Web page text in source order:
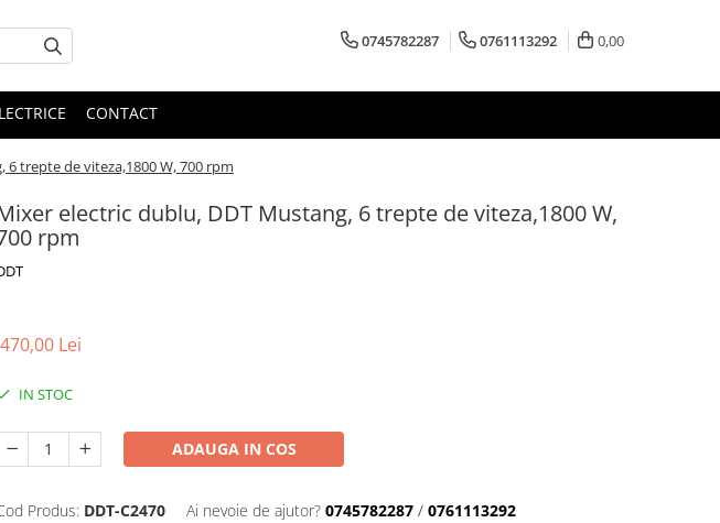
0745782287 0761113292 0,00
CONTACT
trepte de viteza,1800 W, 700 rpm
electric dublu, DDT Mustang, 6 trepte de viteza,1800 W,
rpm
470,00 Lei
IN STOC
ADAUGA IN COS
Produs: DDT-C2470 Ai nevoie de ajutor? 0745782287 / 0761113292